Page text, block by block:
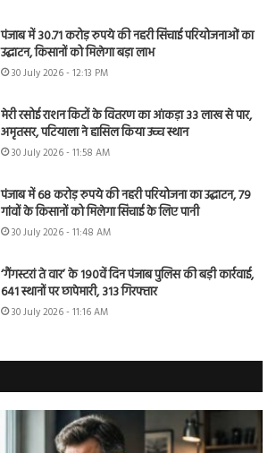
पंजाब में 30.71 करोड़ रुपये की नहरी सिंचाई परियोजनाओं का
उद्घाटन, किसानों को मिलेगा बड़ा लाभ
30 July 2026 - 12:13 PM
मेरी रसोई राशन किटों के वितरण का आंकड़ा 33 लाख से पार,
अमृतसर, पटियाला ने हासिल किया उच्च स्थान
30 July 2026 - 11:58 AM
पंजाब में 68 करोड़ रुपये की नहरी परियोजना का उद्घाटन, 79
गांवों के किसानों को मिलेगा सिंचाई के लिए पानी
30 July 2026 - 11:48 AM
‘गैंगस्टरां ते वार’ के 190वें दिन पंजाब पुलिस की बड़ी कार्रवाई,
641 स्थानों पर छापेमारी, 313 गिरफ्तार
30 July 2026 - 11:16 AM